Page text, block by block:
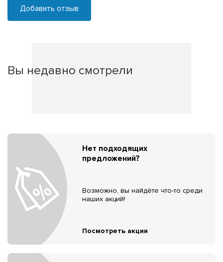
Добавить отзыв
Вы недавно смотрели
Нет подходящих
предложений?
Возможно, вы найдёте что-то среди
наших акций!
Посмотреть акции